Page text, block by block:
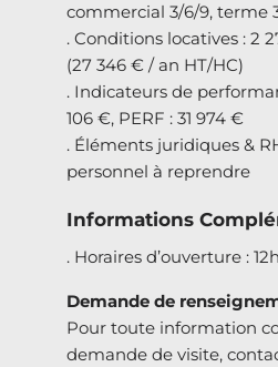
commercial 3/6/9, terme
. Conditions locatives : 2
(27 346 € / an HT/HC)
. Indicateurs de
106 €, PERF : 31 974 €
. Éléments juridiques &
personnel à reprendre
Informations
. Horaires d’ouverture :
Demande de
Pour toute information
demande de visite,